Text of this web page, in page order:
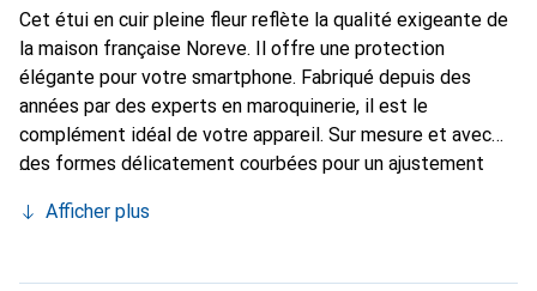
Cet étui en cuir pleine fleur reflète la qualité exigeante de
la maison française Noreve. Il offre une protection
élégante pour votre smartphone. Fabriqué depuis des
années par des experts en maroquinerie, il est le
complément idéal de votre appareil. Sur mesure et avec
des formes délicatement courbées pour un ajustement
votre smartphone. La marque Noreve est reconnue
constitue toujours un excellent choix pour le client
Afficher plus